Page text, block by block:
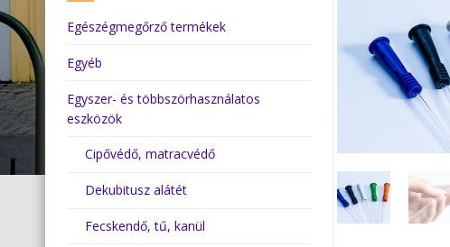
Egészégmegőrző termékek
Egyéb
Egyszer- és többszörhasználatos
eszközök
Cipővédő, matracvédő
Dekubitusz alátét
Fecskendő, tű, kanül